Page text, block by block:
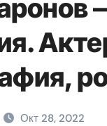
Окт 28, 2022